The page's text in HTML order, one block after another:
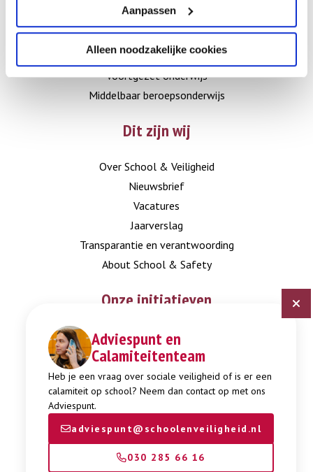
Aanpassen
Alleen noodzakelijke cookies
Adviespunt en
Calamiteitenteam
Heb je een vraag over sociale veiligheid of is er een
calamiteit op school? Neem dan contact op met ons
Adviespunt.
adviespunt@schoolenveiligheid.nl
030 285 66 16
LinkedIn
Instagram
Sectoren
Primair onderwijs
Voortgezet onderwijs
Middelbaar beroepsonderwijs
Dit zijn wij
Over School & Veiligheid
Nieuwsbrief
Vacatures
Jaarverslag
Transparantie en verantwoording
About School & Safety
Onze initiatieven
Digitaal Veiligheidsplan
Expertisepunt Burgerschap
Gendi
Week tegen Pesten